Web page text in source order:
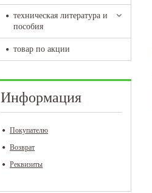
техническая литература и
пособия
товар по акции
Информация
Покупателю
Возврат
Реквизиты